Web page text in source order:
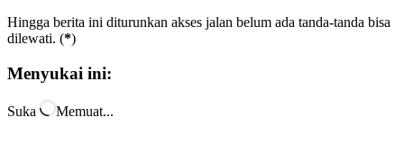
Hingga berita ini diturunkan akses jalan belum ada tanda-tanda bisa
dilewati. (*)
Menyukai ini:
Suka Memuat...